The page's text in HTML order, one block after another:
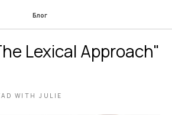
Блог
Lexical Approach"
WITH JULIE